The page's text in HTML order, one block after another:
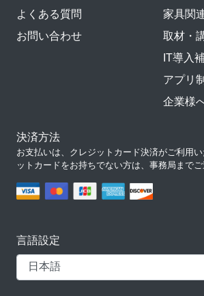
よくある質問
お問い合わせ
家具関
取材・
IT導入
アプリ
企業様
決済方法
お支払いは、クレジットカード決済がご利用
ットカードをお持ちでない方は、事務局までご
言語設定